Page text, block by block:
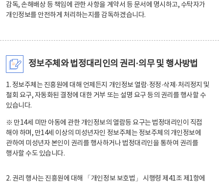
감독, 손해배상 등 책임에 관한 사항을 계약서 등 문서에 명시하고, 수탁자가
개인정보를 안전하게 처리하는지를 감독하겠습니다.
정보주체와 법정대리인의 권리·의무 및 행사방법
1. 정보주체는 진흥원에 대해 언제든지 개인정보 열람·정정·삭제·처리정지 및
철회 요구, 자동화된 결정에 대한 거부 또는 설명 요구 등의 권리를 행사할 수
있습니다.
※ 만14세 미만 아동에 관한 개인정보의 열람등 요구는 법정대리인이 직접
해야 하며, 만14세 이상의 미성년자인 정보주체는 정보주체의 개인정보에
관하여 미성년자 본인이 권리를 행사하거나 법정대리인을 통하여 권리를
행사할 수도 있습니다.
2. 권리 행사는 진흥원에 대해 「개인정보 보호법」 시행령 제41조 제1항에